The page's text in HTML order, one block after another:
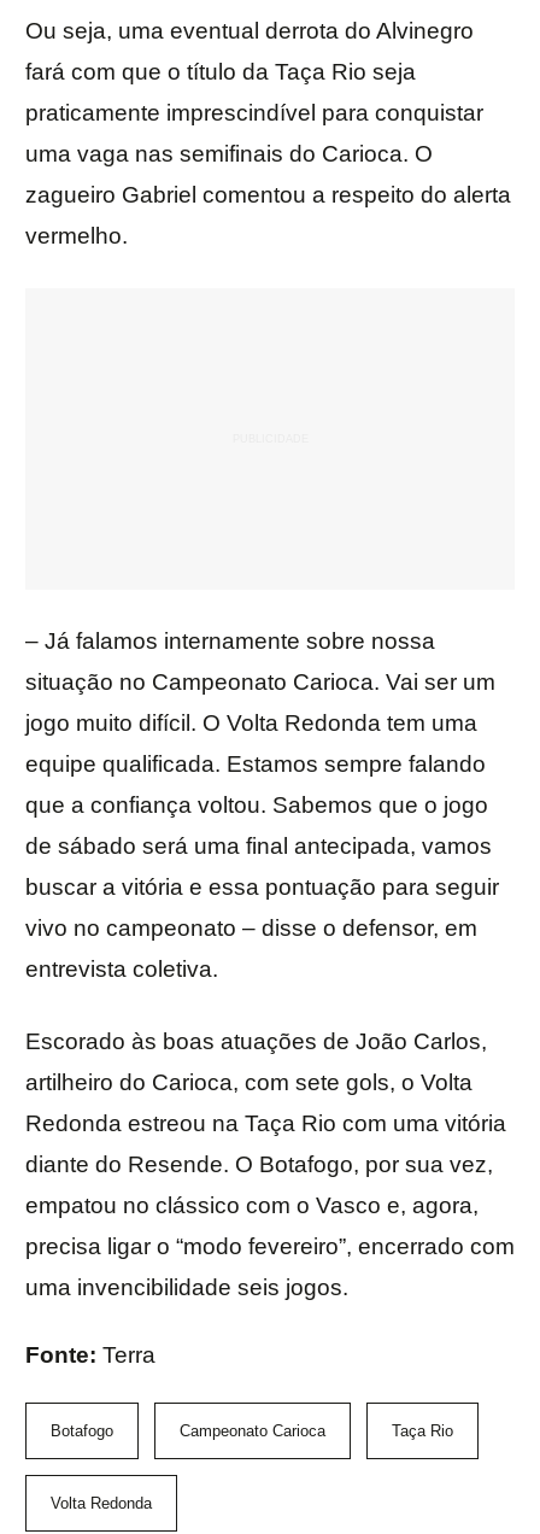
Ou seja, uma eventual derrota do Alvinegro
fará com que o título da Taça Rio seja
praticamente imprescindível para conquistar
uma vaga nas semifinais do Carioca. O
zagueiro Gabriel comentou a respeito do alerta
vermelho.
– Já falamos internamente sobre nossa
situação no Campeonato Carioca. Vai ser um
jogo muito difícil. O Volta Redonda tem uma
equipe qualificada. Estamos sempre falando
que a confiança voltou. Sabemos que o jogo
de sábado será uma final antecipada, vamos
buscar a vitória e essa pontuação para seguir
vivo no campeonato – disse o defensor, em
entrevista coletiva.
Escorado às boas atuações de João Carlos,
artilheiro do Carioca, com sete gols, o Volta
Redonda estreou na Taça Rio com uma vitória
diante do Resende. O Botafogo, por sua vez,
empatou no clássico com o Vasco e, agora,
precisa ligar o “modo fevereiro”, encerrado com
uma invencibilidade seis jogos.
Fonte: Terra
Botafogo Campeonato Carioca Taça Rio
Volta Redonda